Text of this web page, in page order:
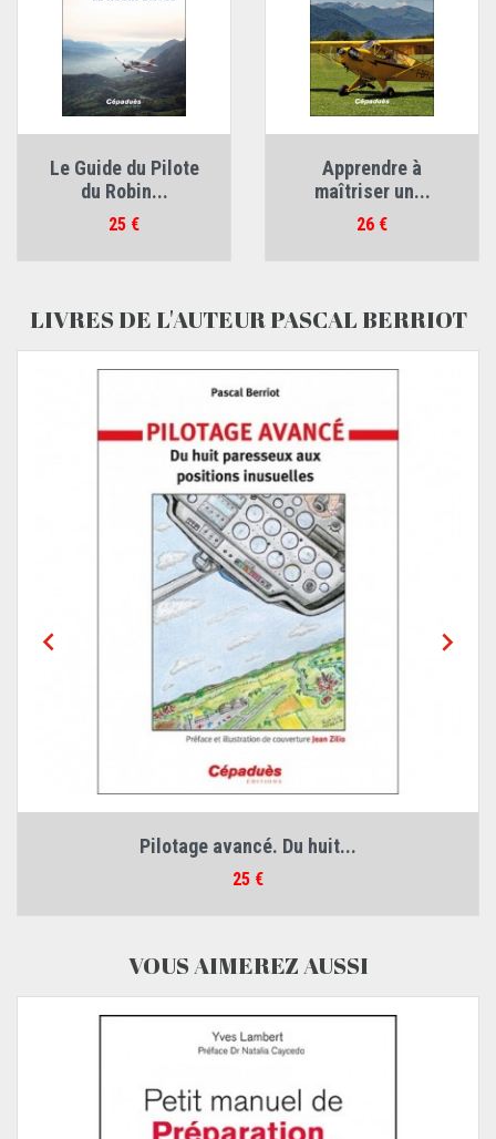
Le Guide du Pilote
du Robin...
Prix
25 €
Apprendre à
maîtriser un...
Prix
26 €
LIVRES DE L'AUTEUR PASCAL BERRIOT

Pilotage avancé. Du huit...
Prix
25 €

VOUS AIMEREZ AUSSI